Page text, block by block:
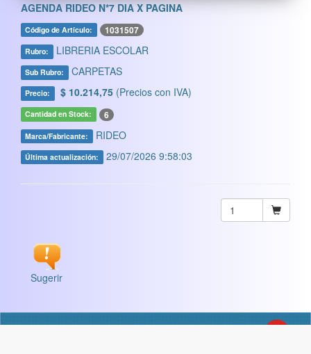
AGENDA RIDEO N*7 DIA X PAGINA
Código de Artículo: 1031507
Rubro: LIBRERIA ESCOLAR
Sub Rubro: CARPETAS
Precio: $ 10.214,75 (Precios con IVA)
Cantidad en Stock: 6
Marca/Fabricante: RIDEO
Última actualización: 29/07/2026 9:58:03
Sugerir